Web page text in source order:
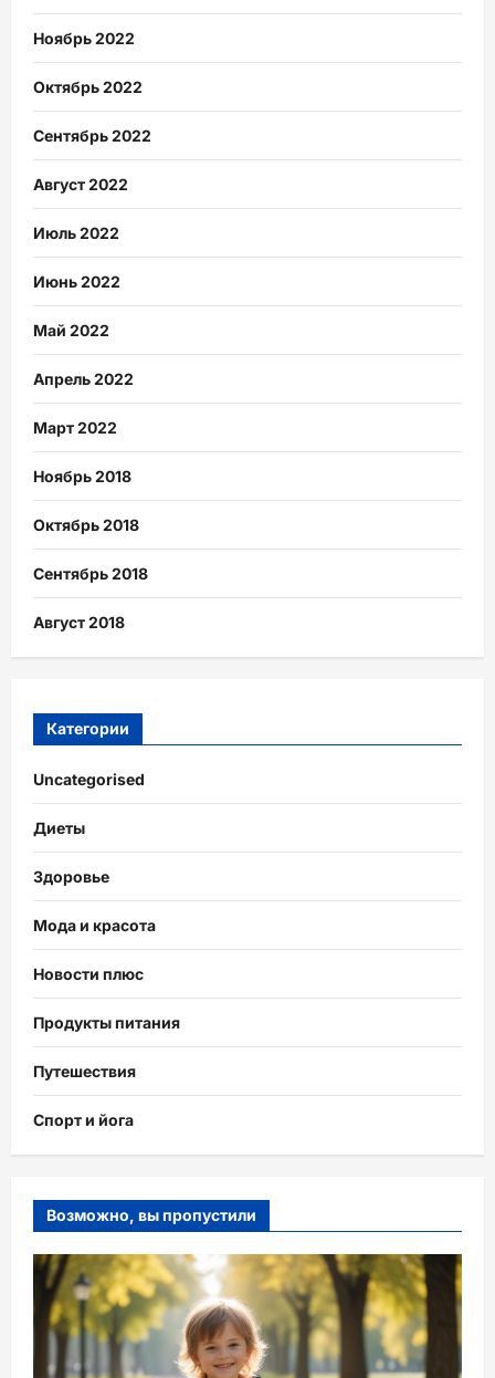
Ноябрь 2022
Октябрь 2022
Сентябрь 2022
Август 2022
Июль 2022
Июнь 2022
Май 2022
Апрель 2022
Март 2022
Ноябрь 2018
Октябрь 2018
Сентябрь 2018
Август 2018
Категории
Uncategorised
Диеты
Здоровье
Мода и красота
Новости плюс
Продукты питания
Путешествия
Спорт и йога
Возможно, вы пропустили